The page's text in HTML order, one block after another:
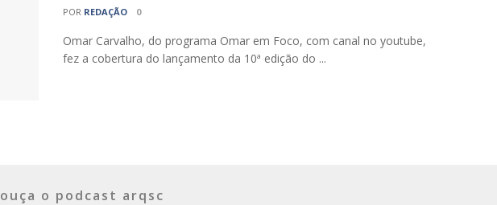
POR REDAÇÃO 0
Omar Carvalho, do programa Omar em Foco, com canal no youtube,
fez a cobertura do lançamento da 10ª edição do ...
ouça o podcast arqsc